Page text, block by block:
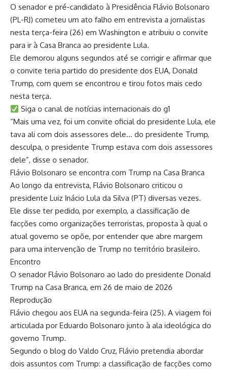
O senador e pré-candidato à Presidência Flávio Bolsonaro
(PL-RJ) cometeu um ato falho em entrevista a jornalistas
nesta terça-feira (26) em Washington e atribuiu o convite
para ir à Casa Branca ao presidente Lula.
Ele demorou alguns segundos até se corrigir e afirmar que
o convite teria partido do presidente dos EUA, Donald
Trump, com quem se encontrou e tirou fotos mais cedo
nesta terça.
Siga o canal de notícias internacionais do g1
“Mais uma vez, foi um convite oficial do presidente Lula, ele
tava ali com dois assessores dele… do presidente Trump,
desculpa, o presidente Trump estava com dois assessores
dele”, disse o senador.
Flávio Bolsonaro se encontra com Trump na Casa Branca
Ao longo da entrevista, Flávio Bolsonaro criticou o
presidente Luiz Inácio Lula da Silva (PT) diversas vezes.
Ele disse ter pedido, por exemplo, a classificação de
facções como organizações terroristas, proposta à qual o
atual governo se opõe, por entender que abre margem
para uma intervenção de Trump no território brasileiro.
Encontro
O senador Flávio Bolsonaro ao lado do presidente Donald
Trump na Casa Branca, em 26 de maio de 2026
Reprodução
Flávio chegou aos EUA na segunda-feira (25). A viagem foi
articulada por Eduardo Bolsonaro junto à ala ideológica do
governo Trump.
Segundo o blog do Valdo Cruz, Flávio pretendia abordar
dois assuntos com Trump: a classificação de facções como